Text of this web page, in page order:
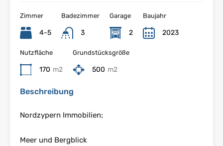
Zimmer
4-5
Badezimmer
3
Garage
2
Baujahr
2023
Nutzfläche
170 m2
Grundstücksgröße
500 m2
Beschreibung
Nordzypern Immobilien;
Meer und Bergblick